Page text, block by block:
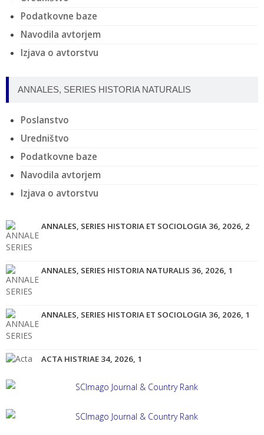
Podatkovne baze
Navodila avtorjem
Izjava o avtorstvu
ANNALES, SERIES HISTORIA NATURALIS
Poslanstvo
Uredništvo
Podatkovne baze
Navodila avtorjem
Izjava o avtorstvu
ANNALES, SERIES HISTORIA ET SOCIOLOGIA 36, 2026, 2
ANNALES, SERIES HISTORIA NATURALIS 36, 2026, 1
ANNALES, SERIES HISTORIA ET SOCIOLOGIA 36, 2026, 1
ACTA HISTRIAE 34, 2026, 1